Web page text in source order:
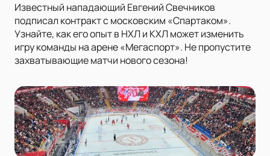
Известный нападающий Евгений Свечников
подписал контракт с московским «Спартаком».
Узнайте, как его опыт в НХЛ и КХЛ может изменить
игру команды на арене «Мегаспорт». Не пропустите
захватывающие матчи нового сезона!